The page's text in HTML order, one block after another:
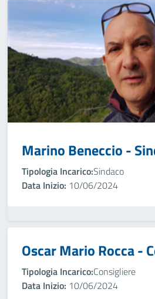
Marino Beneccio -
Tipologia Incarico:Sindaco
Data Inizio: 10/06/2024
Oscar Mario Rocca -
Tipologia Incarico:Consigliere
Data Inizio: 10/06/2024